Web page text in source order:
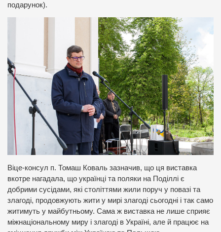
подарунок).
Віце-консул п. Томаш Коваль зазначив, що ця виставка
вкотре нагадала, що українці та поляки на Поділлі є
добрими сусідами, які століттями жили поруч у повазі та
злагоді, продовжують жити у мирі злагоді сьогодні і так само
житимуть у майбутньому. Сама ж виставка не лише сприяє
міжнаціональному миру і злагоді в Україні, але й працює на